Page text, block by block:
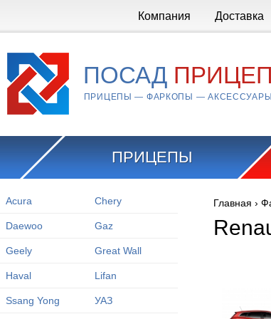
Компания Доставка
ПОСАД ПРИЦЕП
ПРИЦЕПЫ — ФАРКОПЫ — АКСЕССУАРЫ
ПРИЦЕПЫ
Acura Chery
Daewoo Gaz
Geely Great Wall
Haval Lifan
Ssang Yong УАЗ
Вы
Главная ›